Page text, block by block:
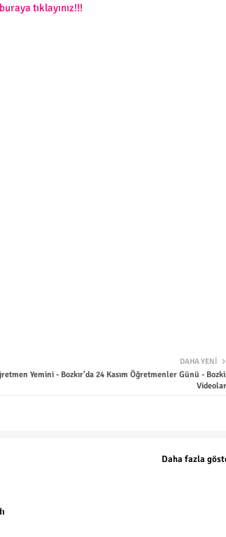
tıklayınız!!!
DAHA YENI
Yemini - Bozkır'da 24 Kasım Öğretmenler Günü -
Daha fazla